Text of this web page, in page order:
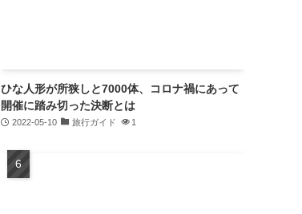
ひな人形が所狭しと7000体、コロナ禍にあって
開催に踏み切った決断とは
2022-05-10 旅行ガイド 1